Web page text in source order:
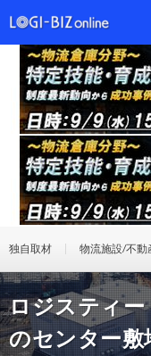
独自取材 物流施設/不動
ロジスティ
のセンター敷